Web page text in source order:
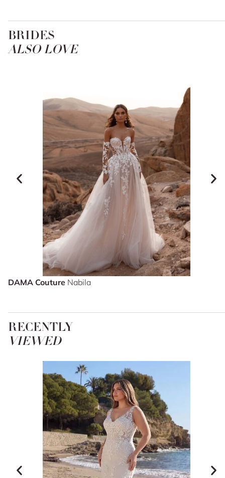
BRIDES
ALSO LOVE
DAMA Couture Nabila
RECENTLY
VIEWED